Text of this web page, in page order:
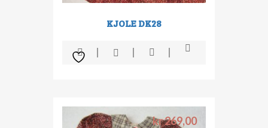
KJOLE DK28
kr269,00